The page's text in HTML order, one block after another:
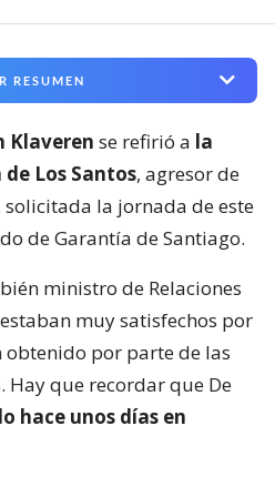
RESUMEN
Klaveren se refirió a la
Los Santos, agresor de
solicitada la jornada de este
de Garantía de Santiago.
ministro de Relaciones
muy satisfechos por
obtenido por parte de las
que recordar que De
hace unos días en